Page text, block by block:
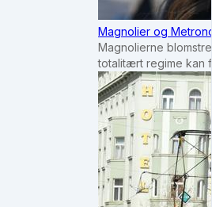
Magnolier og
Magnolierne
totalitært regime